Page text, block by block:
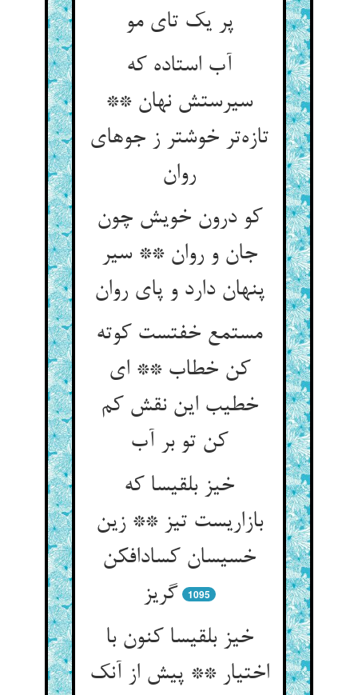
پر یک تای مو
آب استاده که
سیرستش نهان **
تازه‌تر خوشتر ز جوهای
روان
کو درون خویش چون
جان و روان ** سیر
پنهان دارد و پای روان
مستمع خفتست کوته
کن خطاب ** ای
خطیب این نقش کم
کن تو بر آب
خیز بلقیسا که
بازاریست تیز ** زین
خسیسان کسادافکن
گریز
1095
خیز بلقیسا کنون با
اختیار ** پیش از آنک